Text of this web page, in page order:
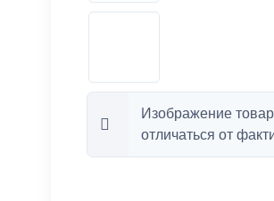
Изображение
отличаться от